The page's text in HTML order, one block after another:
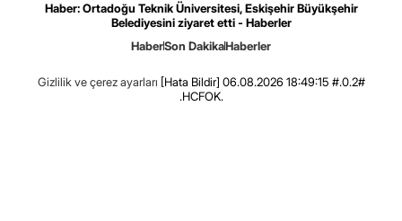
Haber: Ortadoğu Teknik Üniversitesi, Eskişehir Büyükşehir
Belediyesini ziyaret etti - Haberler
HaberSon DakikaHaberler
Gizlilik ve çerez ayarları [Hata Bildir] 06.08.2026 18:49:15 #.0.2#
.HCFOK.